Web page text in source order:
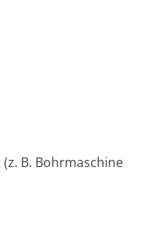
B. Bohrmaschine